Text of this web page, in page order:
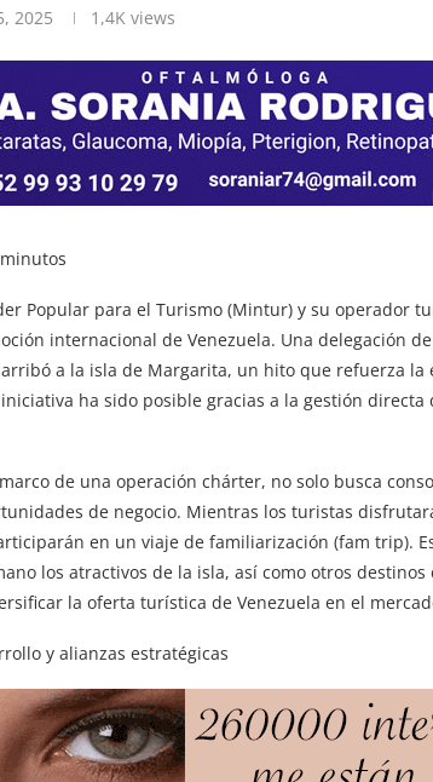
2025 1,4K views
minutos
Popular para el Turismo (Mintur) y su operador
internacional de Venezuela. Una delegación
a la isla de Margarita, un hito que refuerza la
ha sido posible gracias a la gestión directa
de una operación chárter, no solo busca
de negocio. Mientras los turistas
en un viaje de familiarización (fam trip).
los atractivos de la isla, así como otros destinos
la oferta turística de Venezuela en el
y alianzas estratégicas